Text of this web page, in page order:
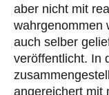
aber nicht mit
wahrgenommen
auch selber
veröffentlicht. In
angereichert mit